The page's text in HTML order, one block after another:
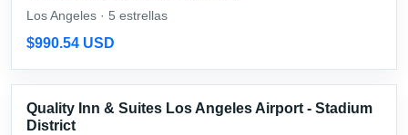
Los Angeles · 5 estrellas
$990.54 USD
Quality Inn & Suites Los Angeles Airport - Stadium
District